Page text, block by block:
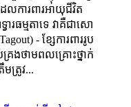
ការពារអាយុជីវិត
រធម្មតាទេ វាគឺជាសោ
- ខ្សែការពាររូប
គ្រងថាមពលគ្រោះថ្នាក់
មត្រូវ...